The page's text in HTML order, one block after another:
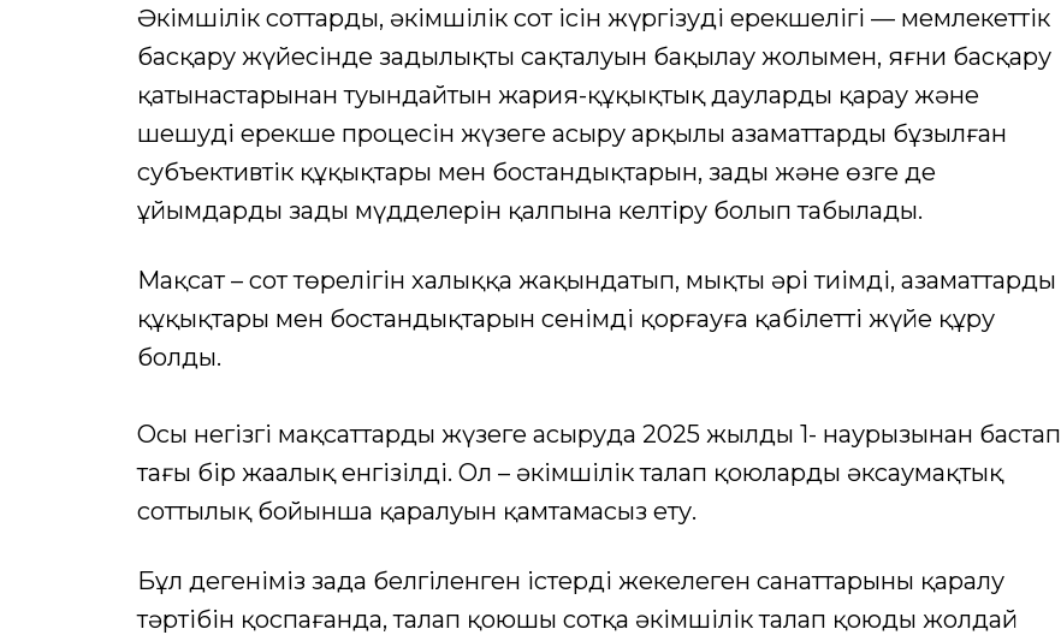
Әкімшілік соттардың, әкімшілік сот ісін жүргізудің ерекшелігі — мемлекеттiк
басқару жүйесiнде заңдылықтың сақталуын бақылау жолымен, яғни басқару
қатынастарынан туындайтын жария-құқықтық дауларды қарау және
шешудiң ерекше процесiн жүзеге асыру арқылы азаматтардың бұзылған
субъективтiк құқықтары мен бостандықтарын, заңды және өзге де
ұйымдардың заңды мүдделерiн қалпына келтiру болып табылады.
Мақсат – сот төрелігін халыққа жақындатып, мықты әрі тиімді, азаматтардың
құқықтары мен бостандықтарын сенімді қорғауға қабілетті жүйе құру
болды.
Осы негізгі мақсаттарды жүзеге асыруда 2025 жылдың 1- наурызынан бастап
тағы бір жаңалық енгізілді. Ол – әкімшілік талап қоюлардың әксаумақтық
соттылық бойынша қаралуын қамтамасыз ету.
Бұл дегеніміз заңда белгіленген істердің жекелеген санаттарының қаралу
тәртібін қоспағанда, талап қоюшы сотқа әкімшілік талап қоюды жолдай